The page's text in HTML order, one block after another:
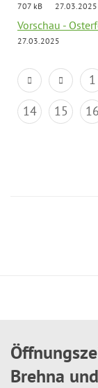
707 kB
27.03.2025
Vorschau -
27.03.2025
1
14
15 16
Brehna